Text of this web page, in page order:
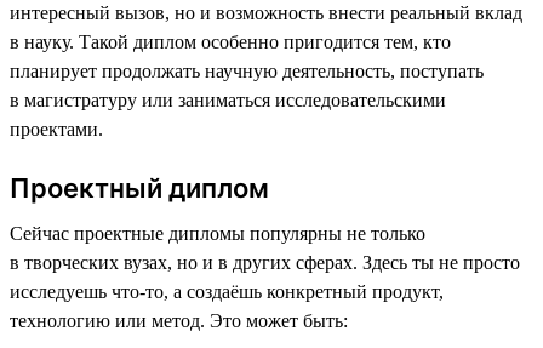
интересный вызов, но и возможность внести реальный вклад
в науку. Такой диплом особенно пригодится тем, кто
планирует продолжать научную деятельность, поступать
в магистратуру или заниматься исследовательскими
проектами.
Проектный диплом
Сейчас проектные дипломы популярны не только
в творческих вузах, но и в других сферах. Здесь ты не просто
исследуешь что-то, а создаёшь конкретный продукт,
технологию или метод. Это может быть: